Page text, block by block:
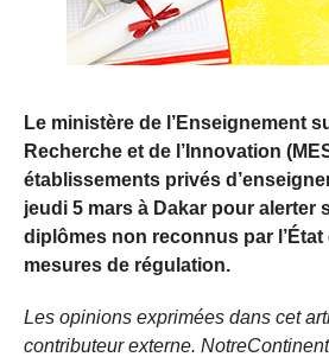
Le ministère de l’Enseignement
Recherche et de l’Innovation
établissements privés
jeudi 5 mars à Dakar pour alerter
diplômes non reconnus par
mesures de régulation.
Les opinions exprimées dans cet
contributeur externe.